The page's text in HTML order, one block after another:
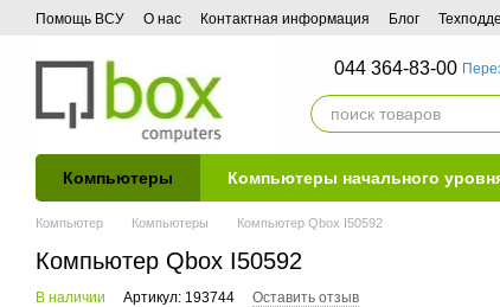
Перейти к основному контенту
Помощь ВСУ О нас Контактная информация Блог
044 364-83-00
Компьютеры Компьютеры начального
Компьютер Компьютеры Компьютер Qbox I50592
Компьютер Qbox I50592
В наличии Артикул: 193744 Оставить отзыв